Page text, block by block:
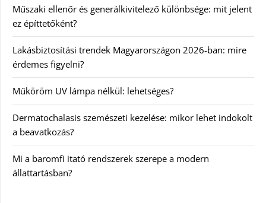
Műszaki ellenőr és generálkivitelező különbsége: mit jelent
ez építtetőként?
Lakásbiztosítási trendek Magyarországon 2026-ban: mire
érdemes figyelni?
Műköröm UV lámpa nélkül: lehetséges?
Dermatochalasis szemészeti kezelése: mikor lehet indokolt
a beavatkozás?
Mi a baromfi itató rendszerek szerepe a modern
állattartásban?